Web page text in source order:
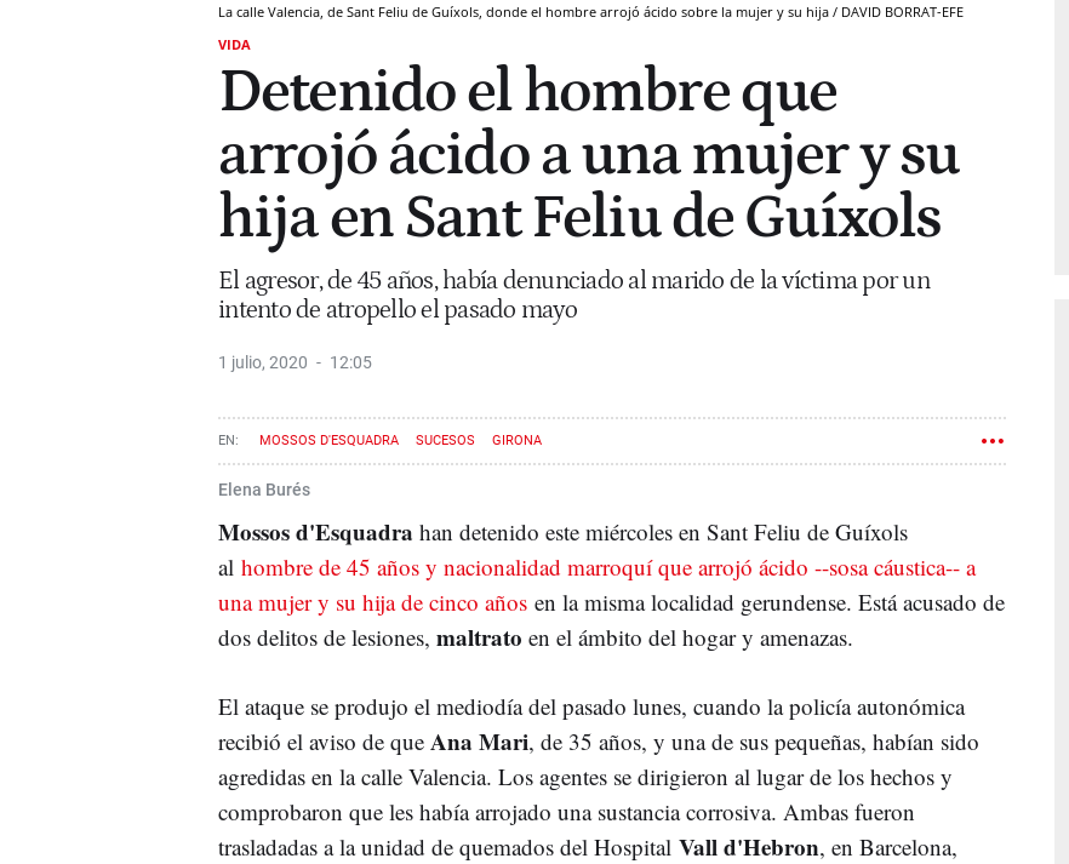
La calle Valencia, de Sant Feliu de Guíxols, donde el hombre arrojó ácido sobre la mujer y su hija / DAVID BORRAT-EFE
VIDA
Detenido el hombre que
arrojó ácido a una mujer y su
hija en Sant Feliu de Guíxols
El agresor, de 45 años, había denunciado al marido de la víctima por un
intento de atropello el pasado mayo
1 julio, 2020 12:05
MOSSOS D'ESQUADRA SUCESOS GIRONA
Elena Burés
Mossos d'Esquadra han detenido este miércoles en Sant Feliu de Guíxols
al hombre de 45 años y nacionalidad marroquí que arrojó ácido --sosa cáustica-- a
una mujer y su hija de cinco años en la misma localidad gerundense. Está acusado de
dos delitos de lesiones, maltrato en el ámbito del hogar y amenazas.
El ataque se produjo el mediodía del pasado lunes, cuando la policía autonómica
recibió el aviso de que Ana Mari, de 35 años, y una de sus pequeñas, habían sido
agredidas en la calle Valencia. Los agentes se dirigieron al lugar de los hechos y
comprobaron que les había arrojado una sustancia corrosiva. Ambas fueron
trasladadas a la unidad de quemados del Hospital Vall d'Hebron, en Barcelona,